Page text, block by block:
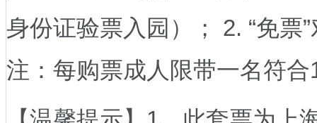
身份证验票入园）； 2. “免票
注：每购票成人限带一名符